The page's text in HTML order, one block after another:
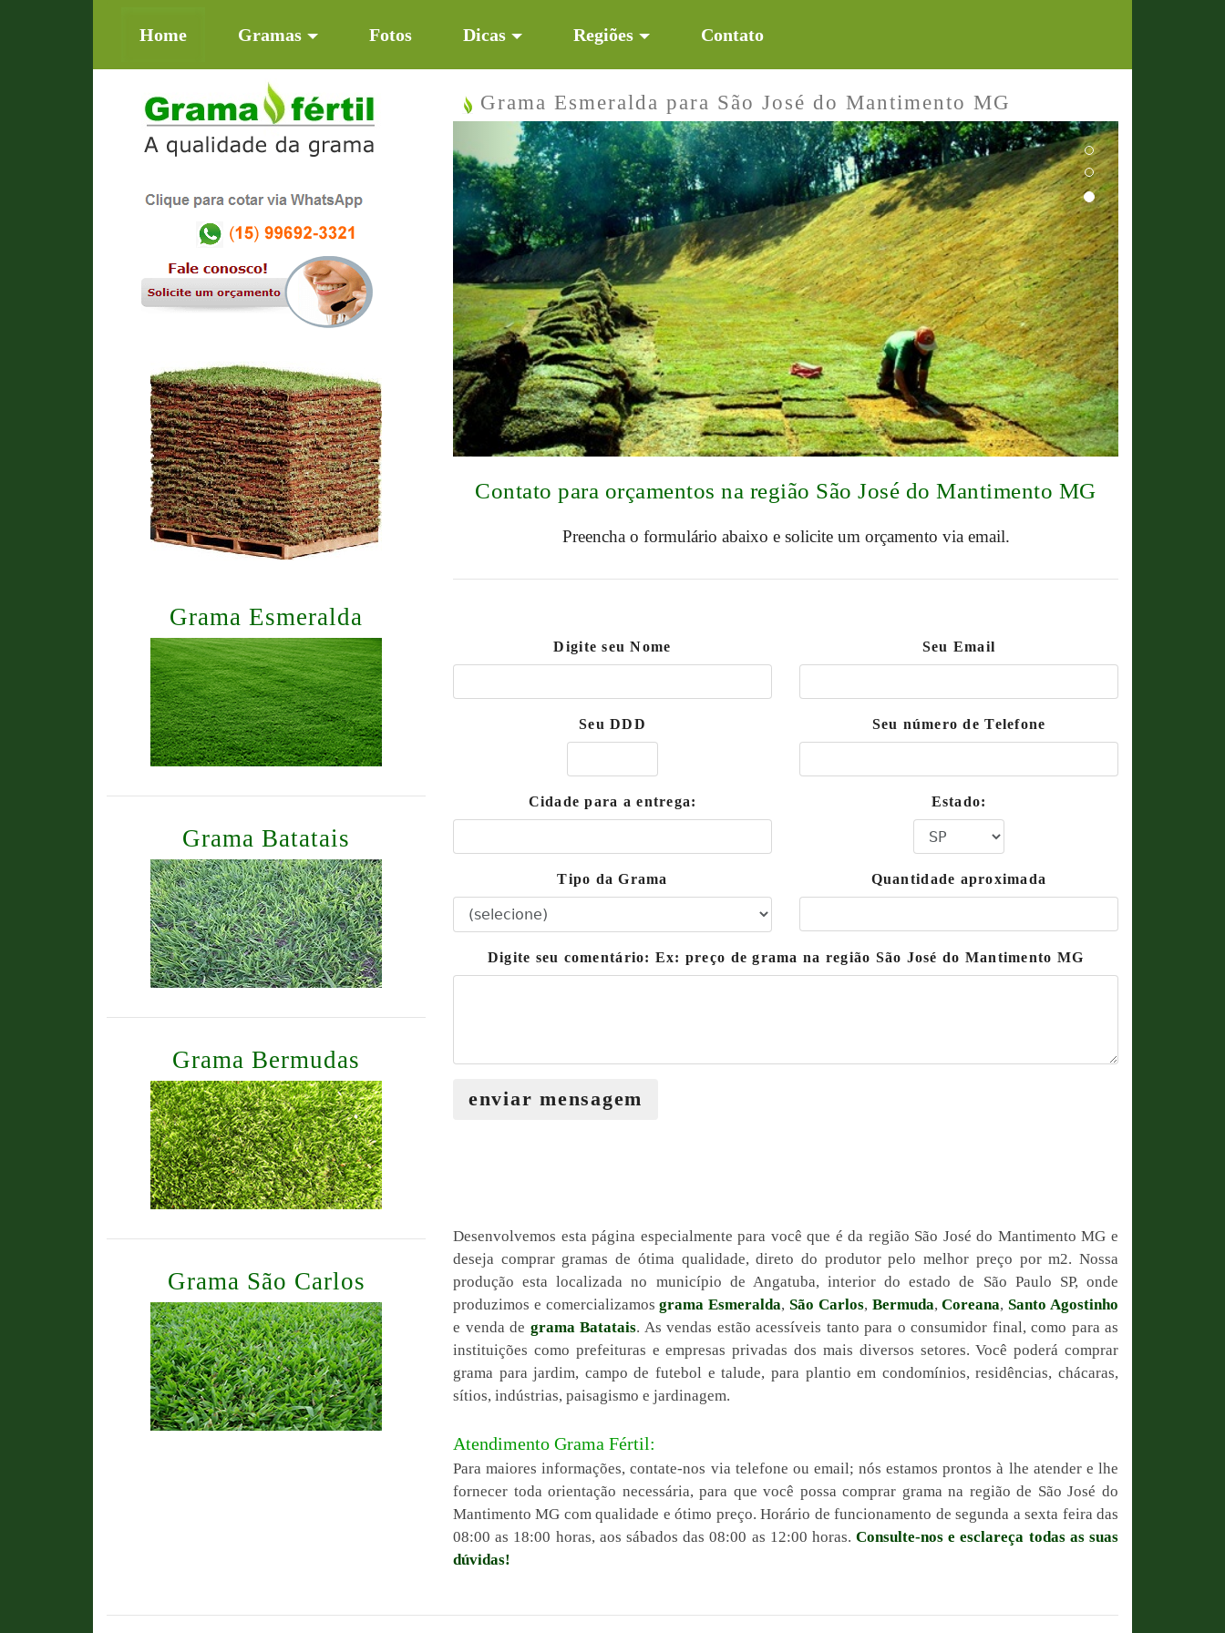
Home(current)Gramas Fotos Dicas Regiões Contato
Grama Esmeralda
Grama Batatais
Grama Bermudas
Grama São Carlos
Grama Esmeralda para São José do Mantimento MG
Previous Next
Contato para orçamentos na região São José do Mantimento MG
Preencha o formulário abaixo e solicite um orçamento via email.
Digite seu Nome Seu Email
Seu DDD Seu número de Telefone
Cidade para a entrega: Estado:
Tipo da Grama Quantidade aproximada
Digite seu comentário: Ex: preço de grama na região São José do Mantimento MG
enviar mensagem
Desenvolvemos esta página especialmente para você que é da região São José do Mantimento MG e
deseja comprar gramas de ótima qualidade, direto do produtor pelo melhor preço por m2. Nossa
produção esta localizada no município de Angatuba, interior do estado de São Paulo SP, onde
produzimos e comercializamosgrama Esmeralda,São Carlos, Bermuda,Coreana,Santo Agostinho
e venda de grama Batatais. As vendas estão acessíveis tanto para o consumidor final, como para as
instituições como prefeituras e empresas privadas dos mais diversos setores. Você poderá comprar
grama para jardim, campo de futebol e talude, para plantio em condomínios, residências, chácaras,
sítios, indústrias, paisagismo e jardinagem.
Atendimento Grama Fértil:
Para maiores informações, contate-nos via telefone ou email; nós estamos prontos à lhe atender e lhe
fornecer toda orientação necessária, para que você possa comprar grama na região de São José do
Mantimento MG com qualidade e ótimo preço. Horário de funcionamento de segunda a sexta feira das
08:00 as 18:00 horas, aos sábados das 08:00 as 12:00 horas.Consulte-nos e esclareça todas as suas
dúvidas!